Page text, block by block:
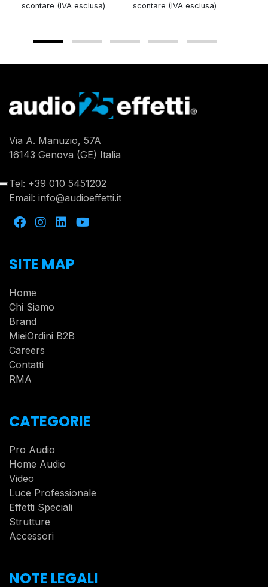
scontare (IVA esclusa)
scontare (IVA esclusa)
Via A. Manuzio, 57A
16143 Genova (GE) Italia
Tel: +39 010 5451202
Email: info@audioeffetti.it
SITE MAP
Home
Chi Siamo
Brand
MieiOrdini B2B
Careers
Contatti
RMA
CATEGORIE
Pro Audio
Home Audio
Video
Luce Professionale
Effetti Speciali
Strutture
Accessori
NOTE LEGALI